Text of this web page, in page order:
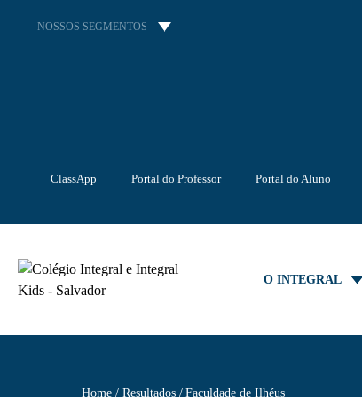
NOSSOS SEGMENTOS
ClassApp Portal do Professor Portal do Aluno
O INTEGRAL
Home Resultados Faculdade de Ilhéus